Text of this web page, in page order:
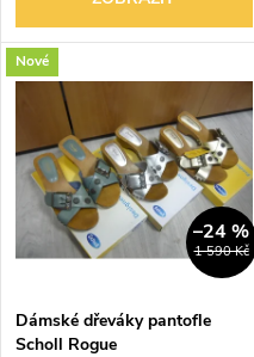
d
u
k
t
ů
d
k
t
ů
Nové
1 590 Kč
–24 %
Dámské dřeváky pantofle
Scholl Rogue